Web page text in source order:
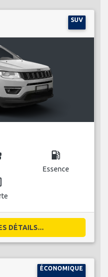
SUV
local_gas_station
Essence
DÉTAILS...
ÉCONOMIQUE